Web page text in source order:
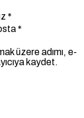
*
*
üzere adımı, e-
kaydet.